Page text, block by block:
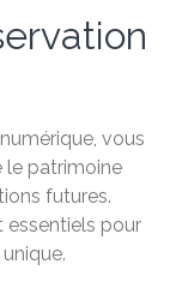
vous
le patrimoine
futures.
pour